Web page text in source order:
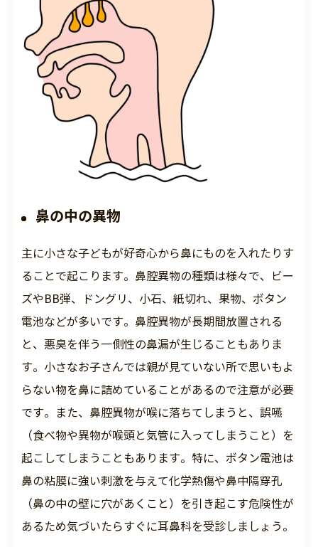
鼻の中の異物
主に小さな子どもが好奇心から鼻にものを入れたりす
ることで起こります。鼻腔異物の種類は様々で、ビー
ズやBB弾、ドングリ、小石、紙切れ、果物、ボタン
電池などが多いです。鼻腔異物が長期間放置される
と、悪臭を伴う一側性の鼻漏が生じることもありま
す。小さなお子さんでは親が見ていない所で思いもよ
らない物を鼻に詰めていることがあるので注意が必要
です。また、鼻腔異物が喉に落ちてしまうと、誤嚥
（食べ物や異物が喉頭と気管に入ってしまうこと）を
起こしてしまうこともあります。特に、ボタン電池は
鼻の粘膜に強い刺激を与えて化学熱傷や鼻中隔穿孔
（鼻の中の壁に穴があくこと）を引き起こす危険性が
あるため気づいたらすぐに耳鼻科を受診しましょう。